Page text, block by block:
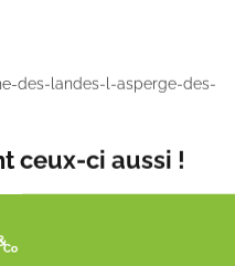
des-landes-l-asperge-des-
ceux-ci aussi !